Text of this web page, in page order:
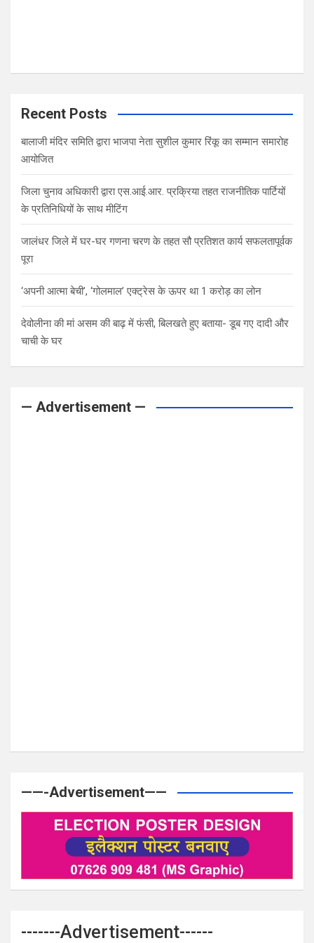
Recent Posts
बालाजी मंदिर समिति द्वारा भाजपा नेता सुशील कुमार रिंकू का सम्मान समारोह
आयोजित
जिला चुनाव अधिकारी द्वारा एस.आई.आर. प्रक्रिया तहत राजनीतिक पार्टियों
के प्रतिनिधियों के साथ मीटिंग
जालंधर जिले में घर-घर गणना चरण के तहत सौ प्रतिशत कार्य सफलतापूर्वक
पूरा
‘अपनी आत्मा बेची’, ‘गोलमाल’ एक्ट्रेस के ऊपर था 1 करोड़ का लोन
देवोलीना की मां असम की बाढ़ में फंसी, बिलखते हुए बताया- डूब गए दादी और
चाची के घर
— Advertisement —
——-Advertisement——
-------Advertisement------